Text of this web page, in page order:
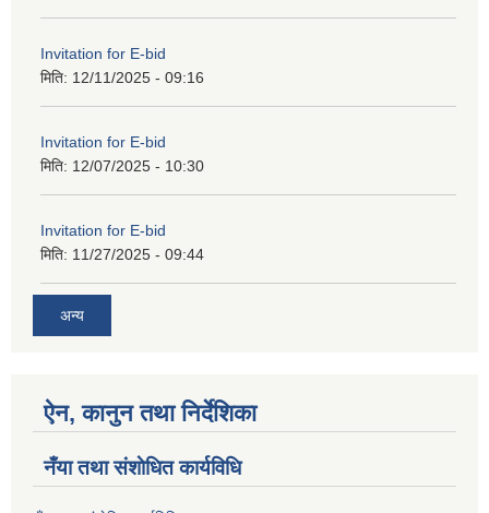
Invitation for E-bid
मिति: 12/11/2025 - 09:16
Invitation for E-bid
मिति: 12/07/2025 - 10:30
Invitation for E-bid
मिति: 11/27/2025 - 09:44
अन्य
ऐन, कानुन तथा निर्देशिका
नँया तथा स‌ंशाेधित कार्यविधि